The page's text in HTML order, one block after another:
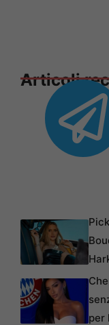
Articoli
per